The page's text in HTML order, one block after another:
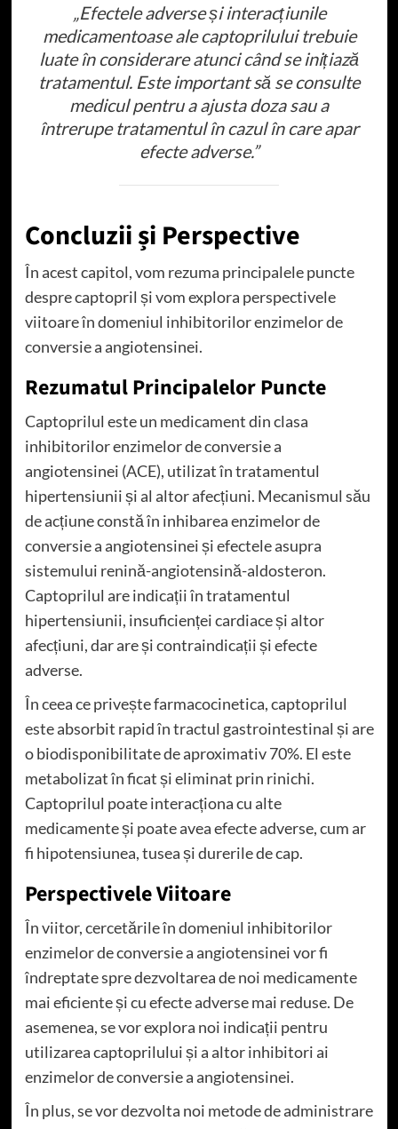
„Efectele adverse și interacțiunile
medicamentoase ale captoprilului trebuie
luate în considerare atunci când se inițiază
tratamentul. Este important să se consulte
medicul pentru a ajusta doza sau a
întrerupe tratamentul în cazul în care apar
efecte adverse.”
Concluzii și Perspective
În acest capitol, vom rezuma principalele puncte
despre captopril și vom explora perspectivele
viitoare în domeniul inhibitorilor enzimelor de
conversie a angiotensinei.
Rezumatul Principalelor Puncte
Captoprilul este un medicament din clasa
inhibitorilor enzimelor de conversie a
angiotensinei (ACE), utilizat în tratamentul
hipertensiunii și al altor afecțiuni. Mecanismul său
de acțiune constă în inhibarea enzimelor de
conversie a angiotensinei și efectele asupra
sistemului renină-angiotensină-aldosteron.
Captoprilul are indicații în tratamentul
hipertensiunii, insuficienței cardiace și altor
afecțiuni, dar are și contraindicații și efecte
adverse.
În ceea ce privește farmacocinetica, captoprilul
este absorbit rapid în tractul gastrointestinal și are
o biodisponibilitate de aproximativ 70%. El este
metabolizat în ficat și eliminat prin rinichi.
Captoprilul poate interacționa cu alte
medicamente și poate avea efecte adverse, cum ar
fi hipotensiunea, tusea și durerile de cap.
Perspectivele Viitoare
În viitor, cercetările în domeniul inhibitorilor
enzimelor de conversie a angiotensinei vor fi
îndreptate spre dezvoltarea de noi medicamente
mai eficiente și cu efecte adverse mai reduse. De
asemenea, se vor explora noi indicații pentru
utilizarea captoprilului și a altor inhibitori ai
enzimelor de conversie a angiotensinei.
În plus, se vor dezvolta noi metode de administrare